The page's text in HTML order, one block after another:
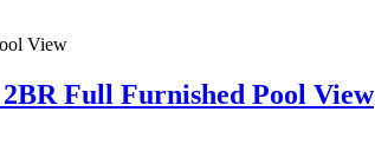
Full Furnished Pool View